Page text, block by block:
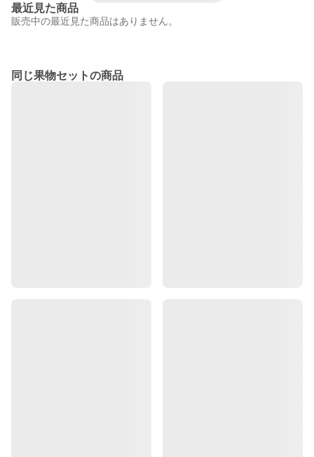
最近見た商品
販売中の最近見た商品はありません。
同じ果物セットの商品